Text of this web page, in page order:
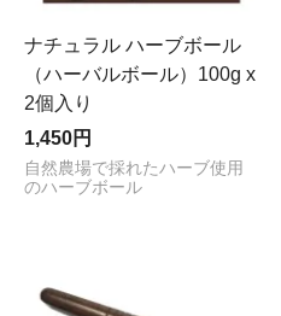
ナチュラル ハーブボール
（ハーバルボール）100g x
2個入り
1,450円
自然農場で採れたハーブ使用
のハーブボール